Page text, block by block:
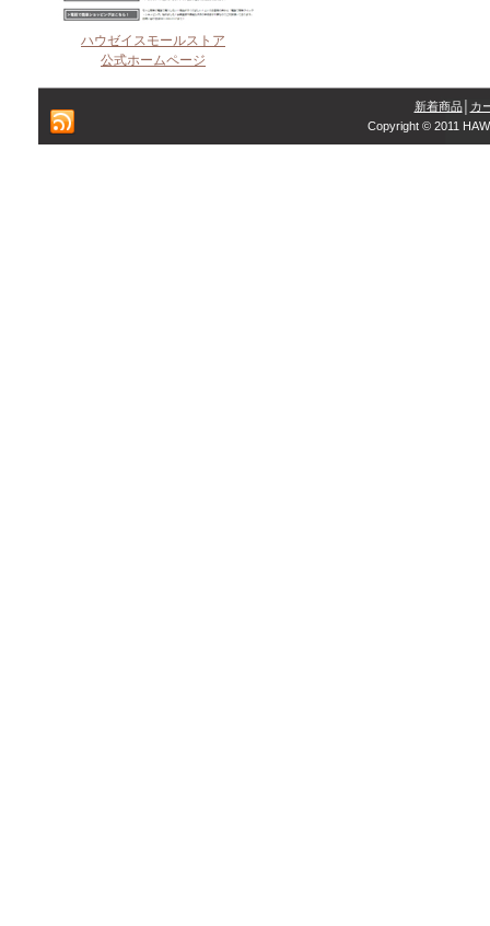
ハウゼイスモールストア
公式ホームページ
新着商品│
カ
Copyright © 2011